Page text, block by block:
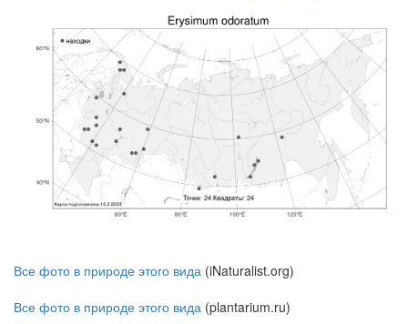
Все фото в природе этого вида (iNaturalist.org)
Все фото в природе этого вида (plantarium.ru)